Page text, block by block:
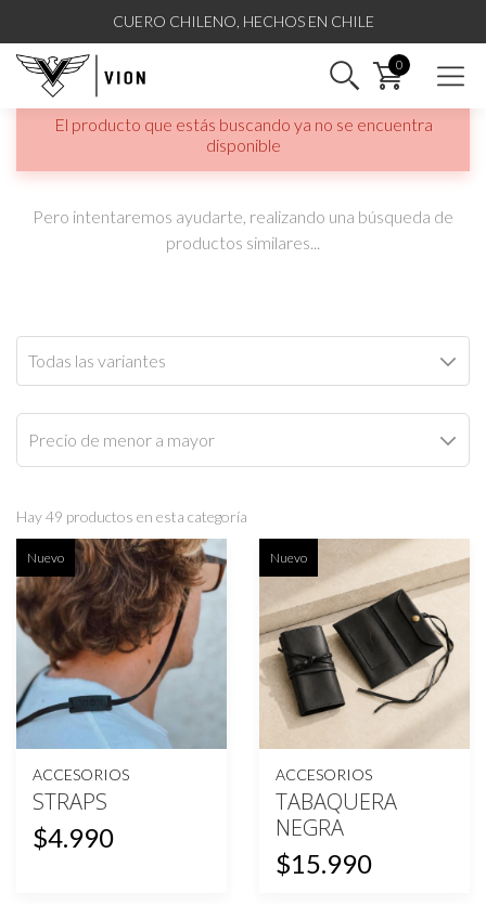
CUERO CHILENO, HECHOS EN CHILE
El producto que estás buscando ya no se encuentra
disponible
Pero intentaremos ayudarte, realizando una búsqueda de
productos similares...
Todas las variantes
Hay 49 productos en esta categoría
Nuevo
ACCESORIOS
STRAPS
$4.990
Nuevo
ACCESORIOS
TABAQUERA
NEGRA
$15.990